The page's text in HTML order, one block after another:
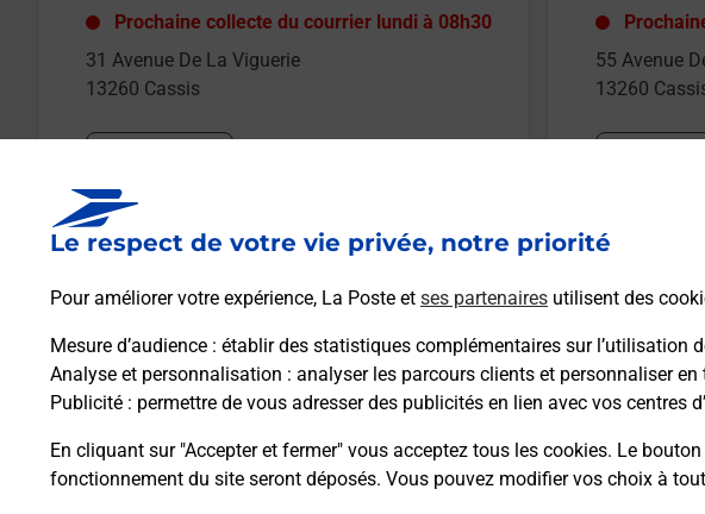
Le respect de votre vie privée, notre priorité
Pour améliorer votre expérience, La Poste et ses partenaires utilisent des
Mesure d’audience : établir des statistiques complémentaires sur l’utilisation
Analyse et personnalisation : analyser les parcours clients et personnaliser
Publicité : permettre de vous adresser des publicités en lien avec vos centres
En cliquant sur "Accepter et fermer" vous acceptez tous les cookies. Le
fonctionnement du site seront déposés. Vous pouvez modifier vos choix à
Prochaine collecte du courrier lundi à 08h30
31 Avenue De La Viguerie
13260 Cassis
55 Avenue
13260
Boîte aux lettres La Poste
19 Avenue De La Viguerie
13260 Cassis
Itinéraire
Le lien s'ouvre dans un nouvel onglet
Boîte
23 Avenue
13260
Itinéraire
Le lien s'ouvre